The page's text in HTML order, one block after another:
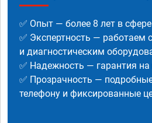
✅ Опыт — более 8 лет в
✅ Экспертность —
и диагностическим
✅ Надежность — гарантия
✅ Прозрачность —
телефону и фиксированные